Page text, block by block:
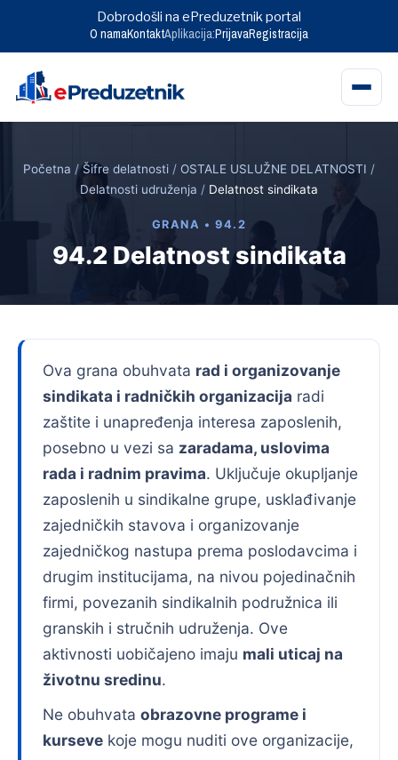
Dobrodošli na ePreduzetnik portal
O namaKontaktAplikacija:PrijavaRegistracija
content
Početna /Šifre delatnosti / OSTALE USLUŽNE DELATNOSTI /
Delatnosti udruženja / Delatnost sindikata
GRANA • 94.2
94.2 Delatnost sindikata
Ova grana obuhvata rad i organizovanje
sindikata i radničkih organizacija radi
zaštite i unapređenja interesa zaposlenih,
posebno u vezi sa zaradama, uslovima
rada i radnim pravima. Uključuje okupljanje
zaposlenih u sindikalne grupe, usklađivanje
zajedničkih stavova i organizovanje
zajedničkog nastupa prema poslodavcima i
drugim institucijama, na nivou pojedinačnih
firmi, povezanih sindikalnih podružnica ili
granskih i stručnih udruženja. Ove
aktivnosti uobičajeno imaju mali uticaj na
životnu sredinu.
Ne obuhvata obrazovne programe i
kurseve koje mogu nuditi ove organizacije,